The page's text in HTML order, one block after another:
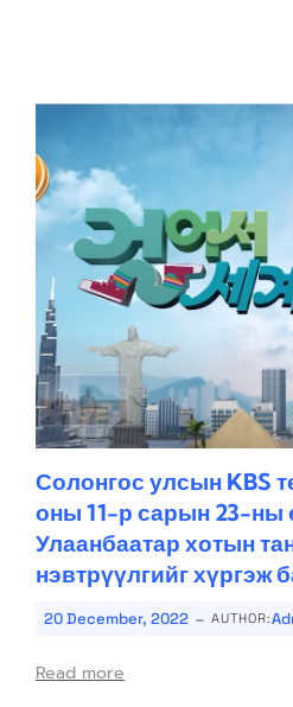
Солонгос улсын KBS
оны 11-р сарын 23-ны
Улаанбаатар хотын
нэвтрүүлгийг хүргэж
20 December, 2022 - AUTHOR:
Read more